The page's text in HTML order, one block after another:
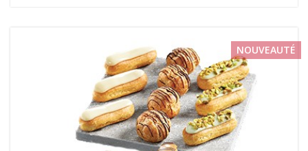
NOUVEAUTÉ